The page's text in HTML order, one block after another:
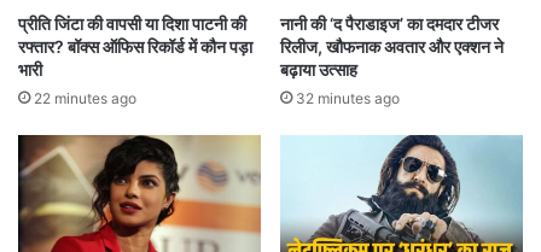
;
क्या
सा
कै
बि
ने
ट
प्रीति जिंटा की वापसी या दिशा पाटनी की
रफ्तार? बॉक्स ऑफिस रिकॉर्ड में कौन पड़ा
भारी
22 minutes ago
नानी की ‘द पैराडाइज’ का दमदार टीजर
रिलीज, खौफनाक अवतार और एक्शन ने
बढ़ाया उत्साह
32 minutes ago